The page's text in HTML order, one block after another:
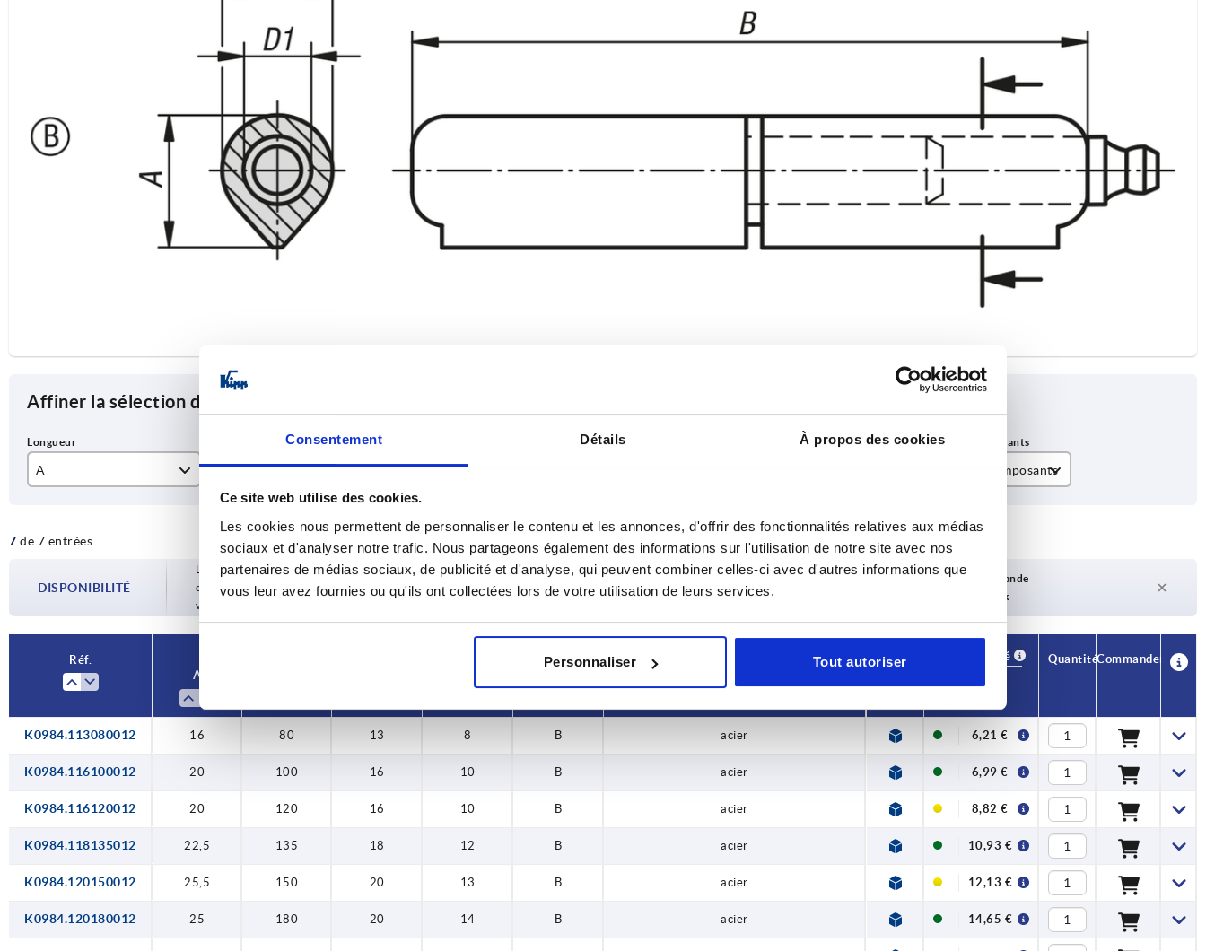
Consentement Détails À propos des cookies
Ce site web utilise des cookies.
Les cookies nous permettent de personnaliser le contenu et les annonces, d'offrir des fonctionnalités relatives aux médias
sociaux et d'analyser notre trafic. Nous partageons également des informations sur l'utilisation de notre site avec nos
partenaires de médias sociaux, de publicité et d'analyse, qui peuvent combiner celles-ci avec d'autres informations que
vous leur avez fournies ou qu'ils ont collectées lors de votre utilisation de leurs services.
Personnaliser Tout autoriser
Affiner la sélection des articles
A
20
25
B
80
100
120
200
D
13
16
18
D1
10
12
16
Forme Matériau des composants
7 de 7 entrées AGRANDIR LE TABLEAU
DISPONIBILITÉ
Les disponibilités sont mises à jour plusieurs fois par jour à intervalles réguliers. La date
d’expédition confirmée vous est communiquée à l’étape finale, avant la finalisation de
votre commande.
1-3 jours
Délai de livraison sur demande
4-20 jours
Actuellement pas en stock
Réf.
A
CAO
Disponibilité
QuantitéCommander
K0984.113080012 16 80 13 8 B acier 6,21 €
K0984.116100012 20 100 16 10 B acier 6,99 €
K0984.116120012 20 120 16 10 B acier 8,82 €
K0984.118135012 22,5 135 18 12 B acier 10,93 €
K0984.120150012 25,5 150 20 13 B acier 12,13 €
K0984.120180012 25 180 20 14 B acier 14,65 €